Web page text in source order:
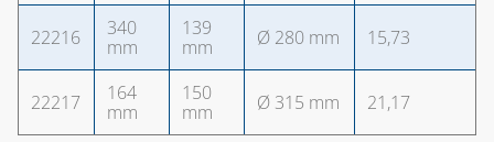
22216
340
mm
139
mm
Ø 280 mm 15,73
22217
164
mm
150
mm
Ø 315 mm 21,17